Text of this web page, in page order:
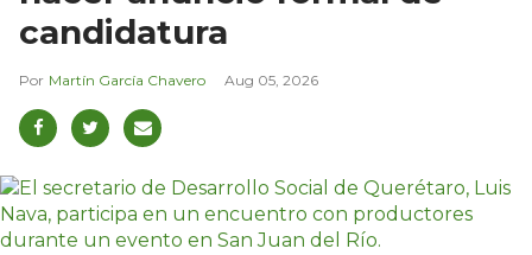
candidatura
Martín García Chavero Aug 05, 2026